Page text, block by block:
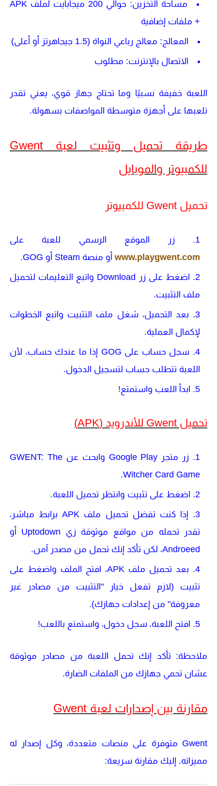
مساحة التخزين
: حوالي 200 ميجابايت لملف APK
+ ملفات إضافية
المعالج: معالج رباعي النواة (1.5 جيجاهرتز أو أعلى)
الاتصال بالإنترنت: مطلوب
اللعبة خفيفة نسبيًا وما تحتاج جهاز قوي، يعني تقدر
تلعبها على أجهزة متوسطة المواصفات بسهولة.
طريقة تحميل وتثبيت لعبة Gwent
للكمبيوتر والموبايل
تحميل Gwent للكمبيوتر
زر الموقع الرسمي للعبة على
www.playgwent.com أو منصة Steam أو GOG
.
اضغط على زر Download واتبع التعليمات لتحميل
ملف التثبيت.
بعد التحميل، شغل ملف التثبيت واتبع الخطوات
لإكمال العملية.
سجل حساب على GOG إذا ما عندك حساب، لأن
اللعبة تتطلب حساب لتسجيل الدخول.
ابدأ اللعب واستمتع!
تحميل Gwent للأندرويد (APK)
زر متجر Google Play وابحث عنGWENT: The
Witcher Card Game
.
اضغط على تثبيت وانتظر تحميل اللعبة.
إذا كنت تفضل تحميل ملف APKبرابط مباشر،
تقدر تحمله من مواقع موثوقة زي Uptodown أو
Androeed، لكن تأكد إنك تحمل من مصدر آمن.
بعد تحميل ملف APK، افتح الملف واضغط على
تثبيت (لازم تفعل خيار "التثبيت من مصادر غير
معروفة" من إعدادات جهازك).
افتح اللعبة، سجل دخول، واستمتع باللعب!
ملاحظة: تأكد إنك تحمل اللعبة من مصادر موثوقة
عشان تحمي جهازك من الملفات الضارة.
مقارنة بين إصدارات لعبة Gwent
Gwent متوفرة على منصات متعددة، وكل إصدار له
مميزاته. إليك مقارنة سريعة: